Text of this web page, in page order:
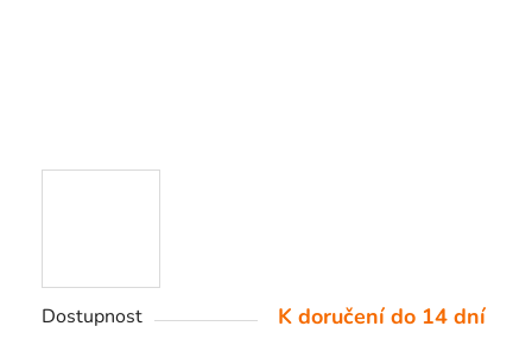
Dostupnost K doručení do 14 dní